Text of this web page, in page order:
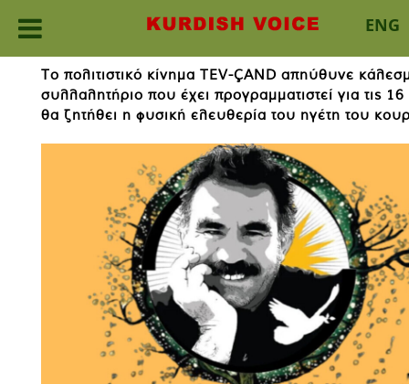
ENG
content
Το πολιτιστικό κίνημα TEV-ÇAND απηύθυνε
συλλαλητήριο που έχει προγραμματιστεί για τις
θα ζητήθει η φυσική ελευθερία του ηγέτη του